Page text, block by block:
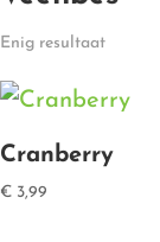
Enig resultaat
Cranberry
€ 3,99